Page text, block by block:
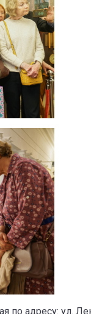
по адресу: ул.